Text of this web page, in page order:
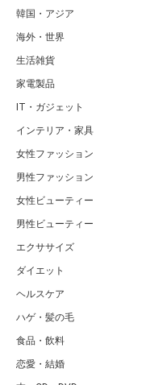
韓国・アジア
海外・世界
生活雑貨
家電製品
IT・ガジェット
インテリア・家具
女性ファッション
男性ファッション
女性ビューティー
男性ビューティー
エクササイズ
ダイエット
ヘルスケア
ハゲ・髪の毛
食品・飲料
恋愛・結婚